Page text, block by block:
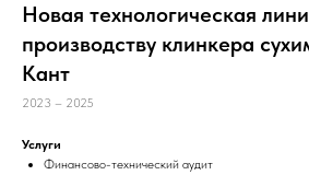
Новая технологическая
производству клинкера
Кант
2023 – 2025
Услуги
Финансово-технический аудит